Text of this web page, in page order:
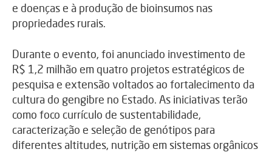
e doenças e à produção de bioinsumos nas
propriedades rurais.
Durante o evento, foi anunciado investimento de
R$ 1,2 milhão em quatro projetos estratégicos de
pesquisa e extensão voltados ao fortalecimento da
cultura do gengibre no Estado. As iniciativas terão
como foco currículo de sustentabilidade,
caracterização e seleção de genótipos para
diferentes altitudes, nutrição em sistemas orgânicos